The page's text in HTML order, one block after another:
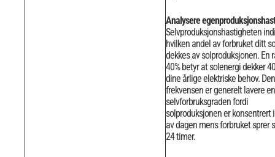
Analysere
Selvproduksjonshastigheten
hvilken andel av forbruket ditt
dekkes av solproduksjonen. En
40% betyr at solenergi dekker
dine årlige elektriske behov.
frekvensen er generelt lavere
selvforbruksgraden fordi
solproduksjonen er konsentrert
av dagen mens forbruket sprer
24 timer.